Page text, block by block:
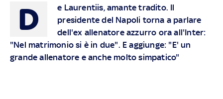
D
e Laurentiis, amante tradito. Il
presidente del Napoli torna a parlare
dell'ex allenatore azzurro ora all'Inter:
"Nel matrimonio si è in due". E aggiunge: "E' un
grande allenatore e anche molto simpatico"